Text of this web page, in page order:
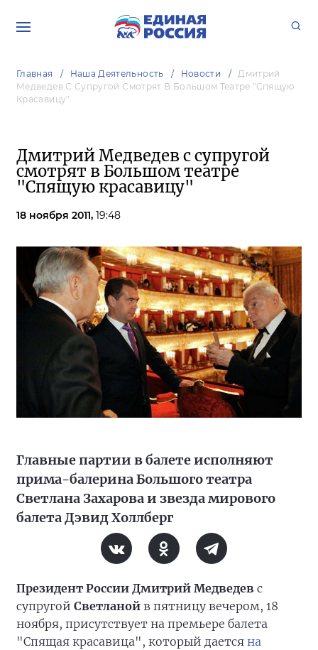
Главная Наша Деятельность Новости
Дмитрий
Медведев С Супругой Смотрят В Большом Театре "Спящую
Красавицу"
Дмитрий Медведев с супругой
смотрят в Большом театре
"Спящую красавицу"
18 ноября 2011, 19:48
Главные партии в балете исполняют
прима-балерина Большого театра
Светлана Захарова и звезда мирового
балета Дэвид Холлберг
Президент России Дмитрий Медведев с
супругой Светланой в пятницу вечером, 18
ноября, присутствует на премьере балета
"Спящая красавица", который дается на